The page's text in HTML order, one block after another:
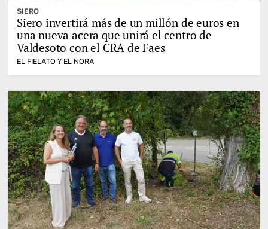
SIERO
Siero invertirá más de un millón de euros en
una nueva acera que unirá el centro de
Valdesoto con el CRA de Faes
EL FIELATO Y EL NORA